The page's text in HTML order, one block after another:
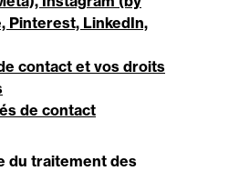
Pinterest, LinkedIn,
contact et vos droits
de contact
du traitement des